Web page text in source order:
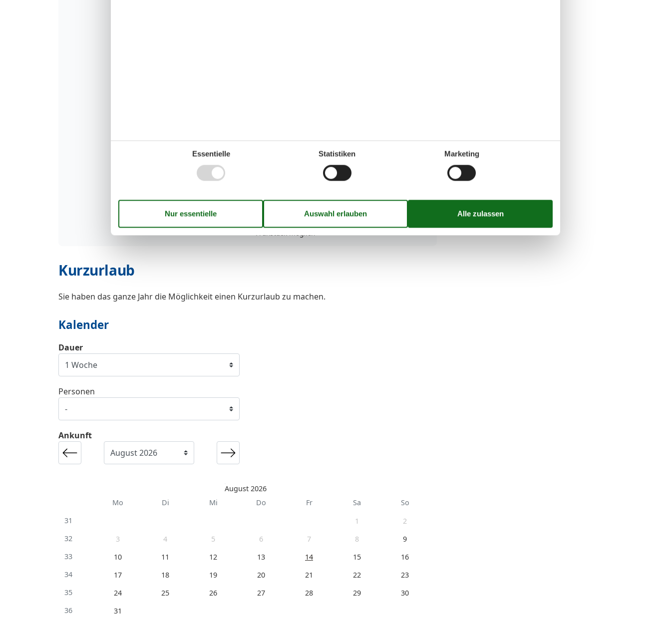
Parkplatz
Internet im öff. Bereich
Verpflegungsmöglichkeiten
Frühstück möglich
Kurzurlaub
Sie haben das ganze Jahr die Möglichkeit einen Kurzurlaub zu machen.
Kalender
Ankunft
August 2026
Mo
Di Mi Do Fr Sa
So
31
1
2
32
3 4 5 6 7 8
9
33
10 11 12 13 14 15
16
34
17 18 19 20 21 22
23
35
24 25 26 27 28 29
30
36
31
Dauer
Personen
Essentielle Statistiken Marketing